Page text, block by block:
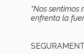
“Nos
enfrenta la